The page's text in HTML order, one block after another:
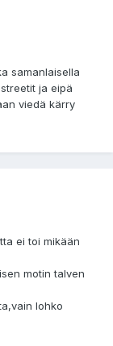
samanlaisella
ja eipä
viedä kärry
ei toi mikään
motin talven
lohko